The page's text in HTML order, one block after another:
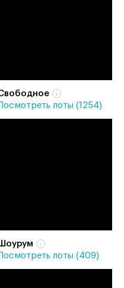
Посмотреть лоты (1254)
Посмотреть лоты (409)